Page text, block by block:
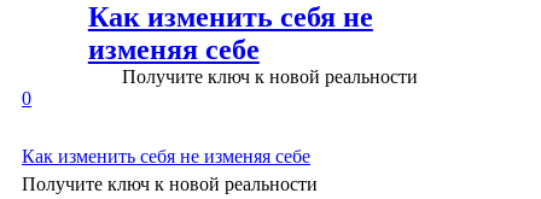
Как изменить себя не
изменяя себе
Получите ключ к новой реальности
0
Как изменить себя не изменяя себе
Получите ключ к новой реальности